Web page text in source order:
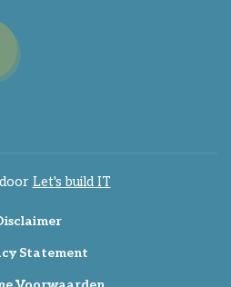
Let's build IT
Statement